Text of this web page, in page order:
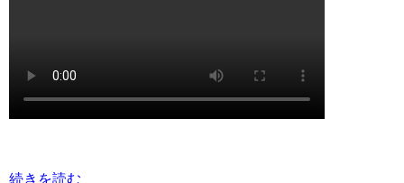
続きを読む